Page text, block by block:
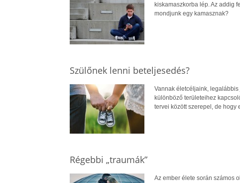
kiskamaszkorba lép. Az addig
mondjunk egy kamasznak?
Szülőnek lenni beteljesedés?
Vannak életcéljaink,
különböző területeihez
tervei között szerepel, de hogy
Régebbi „traumák”
Az ember élete során számos